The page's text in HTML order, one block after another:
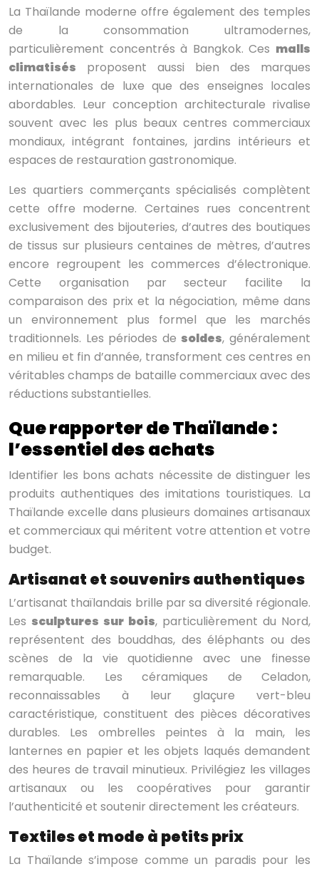
La Thaïlande moderne offre également des temples
de la consommation ultramodernes,
particulièrement concentrés à Bangkok. Ces malls
climatisés proposent aussi bien des marques
internationales de luxe que des enseignes locales
abordables. Leur conception architecturale rivalise
souvent avec les plus beaux centres commerciaux
mondiaux, intégrant fontaines, jardins intérieurs et
espaces de restauration gastronomique.
Les quartiers commerçants spécialisés complètent
cette offre moderne. Certaines rues concentrent
exclusivement des bijouteries, d’autres des boutiques
de tissus sur plusieurs centaines de mètres, d’autres
encore regroupent les commerces d’électronique.
Cette organisation par secteur facilite la
comparaison des prix et la négociation, même dans
un environnement plus formel que les marchés
traditionnels. Les périodes desoldes, généralement
en milieu et fin d’année, transforment ces centres en
véritables champs de bataille commerciaux avec des
réductions substantielles.
Que rapporter de Thaïlande :
l’essentiel des achats
Identifier les bons achats nécessite de distinguer les
produits authentiques des imitations touristiques. La
Thaïlande excelle dans plusieurs domaines artisanaux
et commerciaux qui méritent votre attention et votre
budget.
Artisanat et souvenirs authentiques
L’artisanat thaïlandais brille par sa diversité régionale.
Les sculptures sur bois, particulièrement du Nord,
représentent des bouddhas, des éléphants ou des
scènes de la vie quotidienne avec une finesse
remarquable. Les céramiques de Celadon,
reconnaissables à leur glaçure vert-bleu
caractéristique, constituent des pièces décoratives
durables. Les ombrelles peintes à la main, les
lanternes en papier et les objets laqués demandent
des heures de travail minutieux. Privilégiez les villages
artisanaux ou les coopératives pour garantir
l’authenticité et soutenir directement les créateurs.
Textiles et mode à petits prix
La Thaïlande s’impose comme un paradis pour les